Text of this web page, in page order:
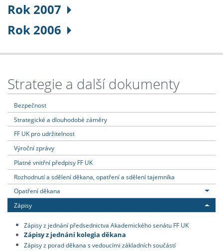
Rok 2007
Rok 2006
Strategie a další dokumenty
Bezpečnost
Strategické a dlouhodobé záměry
FF UK pro udržitelnost
Výroční zprávy
Platné vnitřní předpisy FF UK
Rozhodnutí a sdělení děkana, opatření a sdělení tajemníka
Opatření děkana
Zápisy
Zápisy z jednání předsednictva Akademického senátu FF UK
Zápisy z jednání kolegia děkana
Zápisy z porad děkana s vedoucími základních součástí